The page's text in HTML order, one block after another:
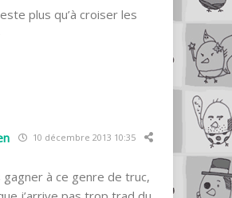
plus qu’à croiser les
10 décembre 2013 10:35
gagner à ce genre de truc,